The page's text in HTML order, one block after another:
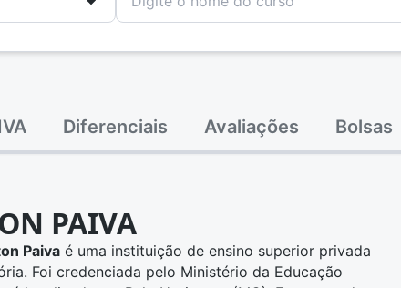
Diferenciais Avaliações Bolsas
PAIVA
Paiva é uma instituição de ensino superior privada
Foi credenciada pelo Ministério da Educação